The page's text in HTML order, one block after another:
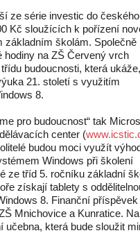
ze série investic do českého
Kč sloužících k pořízení
základním školám. Společně
na ZŠ Červený vrch
budoucnosti, která ukáže,
21. století s využitím
8.
pro budoucnost“ tak
center (
budou moci využít
Windows při školení
ze tříd 5. ročníku základní
získají tablety s
8. Finanční příspěvek
Mnichovice a Kunratice.
učebna, která bude sloužit